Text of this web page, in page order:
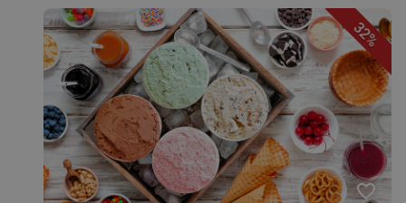
32%
favorite_border